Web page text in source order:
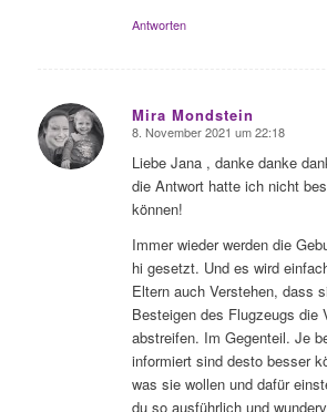
Antworten
Mira Mondstein
sagte:
8. November 2021 um 22:18
Liebe Jana , danke danke
die Antwort hatte ich nicht
können!
Immer wieder werden die
hi gesetzt. Und es wird
Eltern auch Verstehen, dass
Besteigen des Flugzeugs die
abstreifen. Im Gegenteil. Je
informiert sind desto besser
was sie wollen und dafür
du so ausführlich und